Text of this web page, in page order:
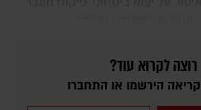
רוצה לקרוא עוד?
הירשמו או התחברו